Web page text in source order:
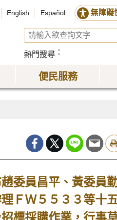
English Español 無障礙
熱門搜尋
便民服務
委員昌平、黃委員
ＦＷ５５３３等十
標採購作業，行事